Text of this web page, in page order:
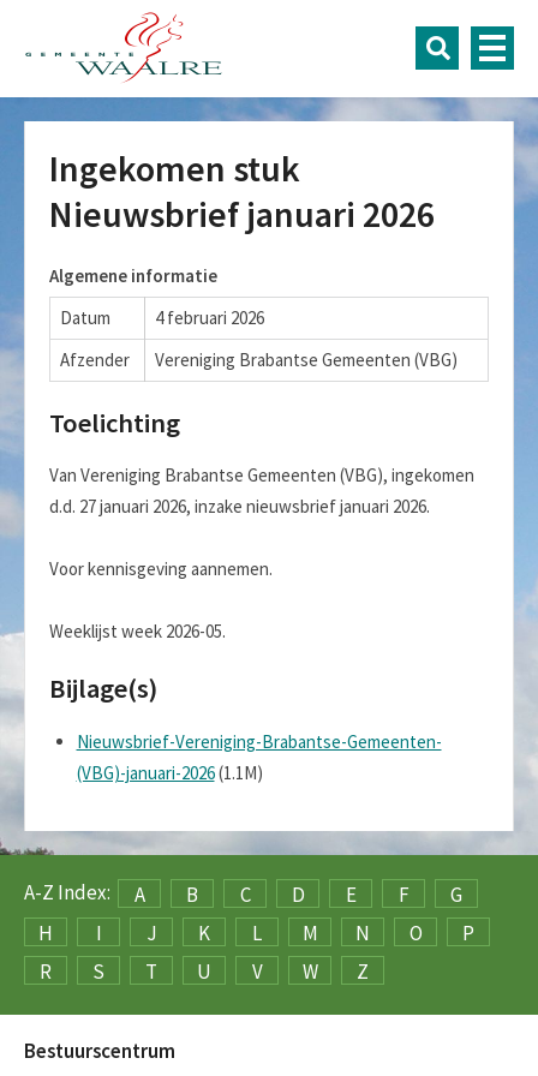
Ingekomen stuk
Nieuwsbrief januari 2026
Algemene informatie
Datum
4 februari 2026
Afzender
Vereniging Brabantse Gemeenten (VBG)
Toelichting
Van Vereniging Brabantse Gemeenten (VBG), ingekomen
d.d. 27 januari 2026, inzake nieuwsbrief januari 2026.
Voor kennisgeving aannemen.
Weeklijst week 2026-05.
Bijlage(s)
Nieuwsbrief-Vereniging-Brabantse-Gemeenten-
(VBG)-januari-2026(1.1M)
A-Z Index: A B C D E F
G
H
I J K L M N O
P
R
S T U V W Z
Bestuurscentrum